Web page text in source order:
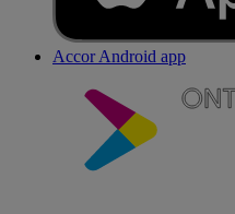
Accor Android app